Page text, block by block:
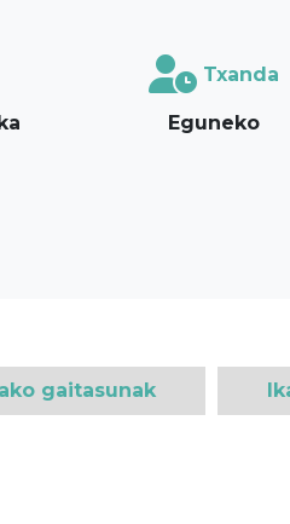
Txanda
Eguneko
gaitasunak